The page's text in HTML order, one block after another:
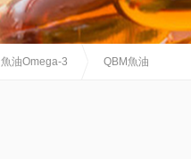
魚油Omega-3 QBM魚油